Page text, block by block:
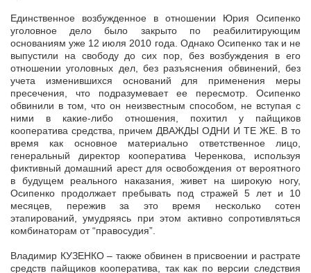
Единственное возбужденное в отношении Юрия Осипенко
уголовное дело было закрыто по реабилитирующим
основаниям уже 12 июля 2010 года. Однако Осипенко так и не
выпустили на свободу до сих пор, без возбуждения в его
отношении уголовных дел, без разъяснения обвинений, без
учета изменившихся оснований для применения меры
пресечения, что подразумевает ее пересмотр. Осипенко
обвинили в том, что он неизвестным способом, не вступая с
ними в какие-либо отношения, похитил у пайщиков
кооператива средства, причем ДВАЖДЫ ОДНИ И ТЕ ЖЕ. В то
время как основное материально ответственное лицо,
генеральный директор кооператива Черенкова, используя
фиктивный домашний арест для освобождения от вероятного
в будущем реального наказания, живет на широкую ногу,
Осипенко продолжает пребывать под стражей 5 лет и 10
месяцев, пережив за это время несколько сотен
этапирований, умудряясь при этом активно сопротивляться
комбинаторам от “правосудия”.
Владимир КУЗЕНКО – также обвинен в присвоении и растрате
средств пайщиков кооператива, так как по версии следствия